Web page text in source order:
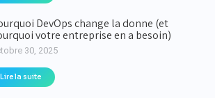
DevOps change la donne (et
votre entreprise en a besoin)
30, 2025
Lire la suite